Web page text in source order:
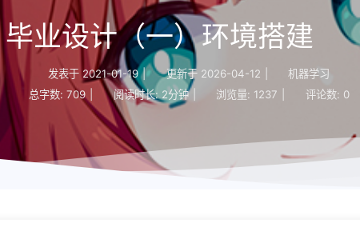
毕业设计（一）环境搭建
发表于 2021-01-19 | 更新于 2026-04-12
机器学习
总字数: 709 阅读时长: 2分钟 浏览量: 1237 评论数: 0